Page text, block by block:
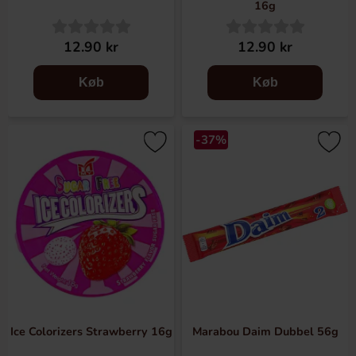
12.90 kr
Køb
16g
12.90 kr
Køb
Ice Colorizers Strawberry 16g
-37%
Marabou Daim Dubbel 56g